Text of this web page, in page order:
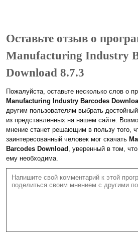
Оставьте отзыв о
Manufacturing Industry
Download 8.7.3
Пожалуйста, оставьте несколько слов о
Manufacturing Industry Barcodes
другим пользователям выбрать
из представленных на нашем сайте.
мнение станет решающим в пользу того,
заинтересованный человек мог скачать
Barcodes Download , уверенный в том,
ему необходима.